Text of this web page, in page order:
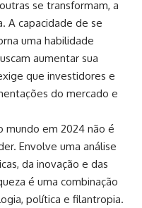
se transformam, a
A capacidade de se
uma habilidade
aumentar sua
que investidores e
do mercado e
mundo em 2024 não é
Envolve uma análise
da inovação e das
é uma combinação
política e filantropia.